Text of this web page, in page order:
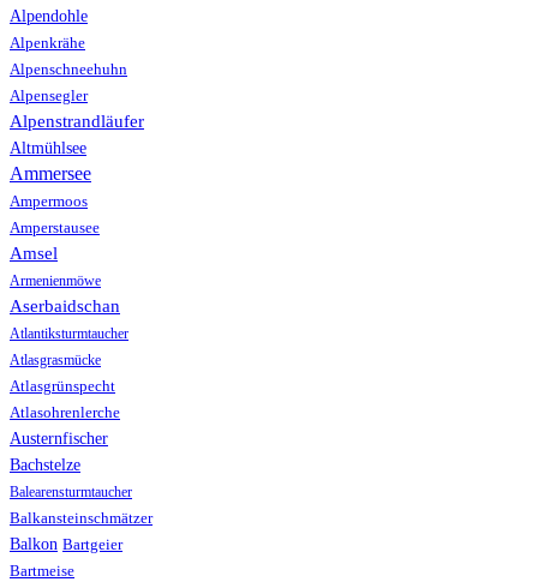
Alpendohle
Alpenkrähe
Alpenschneehuhn
Alpensegler
Alpenstrandläufer
Altmühlsee
Ammersee
Ampermoos
Amperstausee
Amsel
Armenienmöwe
Aserbaidschan
Atlantiksturmtaucher
Atlasgrasmücke
Atlasgrünspecht
Atlasohrenlerche
Austernfischer
Bachstelze
Balearensturmtaucher
Balkansteinschmätzer
Balkon Bartgeier
Bartmeise